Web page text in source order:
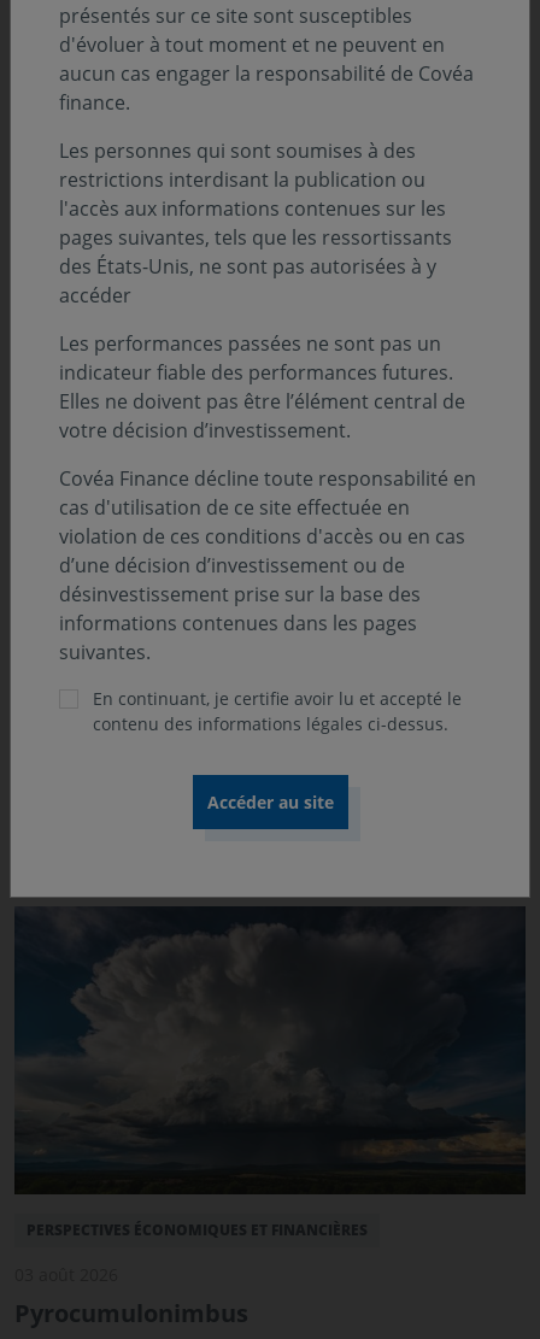
05 août 2026
Environnement économique - Juillet 2026
Les banques centrales privilégient l’attentisme
PERSPECTIVES ÉCONOMIQUES ET FINANCIÈRES
05 août 2026
Le regard du gérant - L’inspection en
milieu industriel, indispensable à
l’automatisation des usines
industriels font partie des changements structurels que
PERSPECTIVES ÉCONOMIQUES ET FINANCIÈRES
Pyrocumulonimbus
présentés sur ce site sont susceptibles
d'évoluer à tout moment et ne peuvent en
aucun cas engager la responsabilité de Covéa
finance.
Les personnes qui sont soumises à des
restrictions interdisant la publication ou
l'accès aux informations contenues sur les
pages suivantes, tels que les ressortissants
des États-Unis, ne sont pas autorisées à y
accéder
Les performances passées ne sont pas un
indicateur fiable des performances futures.
Elles ne doivent pas être l’élément central de
votre décision d’investissement.
Covéa Finance décline toute responsabilité en
cas d'utilisation de ce site effectuée en
violation de ces conditions d'accès ou en cas
d’une décision d’investissement ou de
désinvestissement prise sur la base des
informations contenues dans les pages
suivantes.
En continuant, je certifie avoir lu et accepté le
contenu des informations légales ci-dessus.